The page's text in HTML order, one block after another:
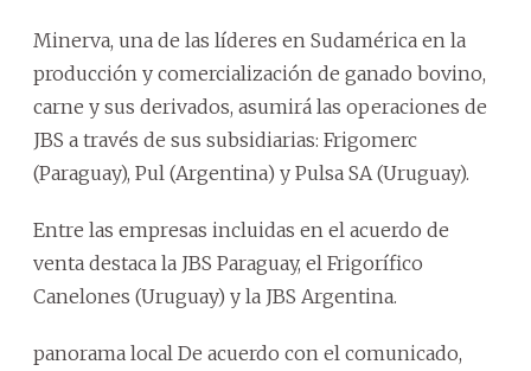
Minerva, una de las líderes en Sudamérica en la
producción y comercialización de ganado bovino,
carne y sus derivados, asumirá las operaciones de
JBS a través de sus subsidiarias: Frigomerc
(Paraguay), Pul (Argentina) y Pulsa SA (Uruguay).
Entre las empresas incluidas en el acuerdo de
venta destaca la JBS Paraguay, el Frigorífico
Canelones (Uruguay) y la JBS Argentina.
panorama local De acuerdo con el comunicado,